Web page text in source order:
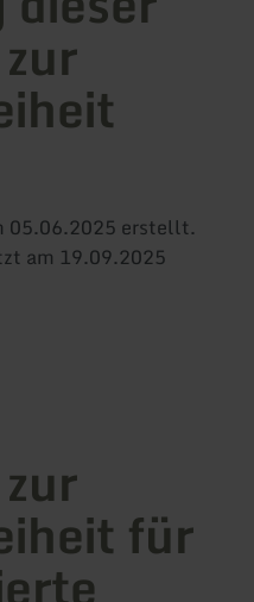
05.06.2025 erstellt.
am 19.09.2025
für